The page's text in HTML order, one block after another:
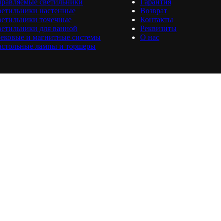
светильники
настенные
точечные
для ванной
и магнитные системы
лампы и торшеры
Гарантия
Возврат
Контакты
Реквизиты
О нас